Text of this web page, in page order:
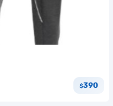
$390